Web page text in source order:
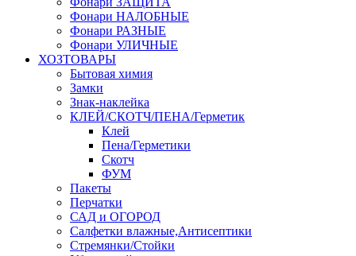
Фонари НАЛОБНЫЕ
Фонари РАЗНЫЕ
Фонари УЛИЧНЫЕ
ХОЗТОВАРЫ
Бытовая химия
Замки
Знак-наклейка
КЛЕЙ/СКОТЧ/ПЕНА/Герметик
Клей
Пена/Герметики
Скотч
ФУМ
Пакеты
Перчатки
САД и ОГОРОД
Салфетки влажные,Антисептики
Стремянки/Стойки